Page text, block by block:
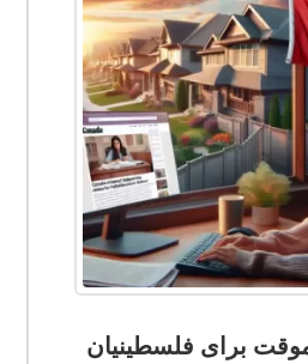
موقت برای فلسطینیان